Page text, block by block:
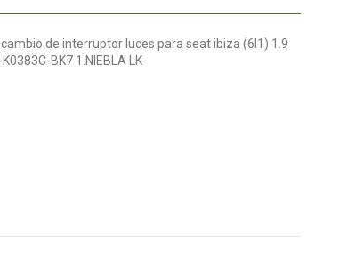
de interruptor luces para seat ibiza (6l1) 1.9
BK7 1.NIEBLA LK